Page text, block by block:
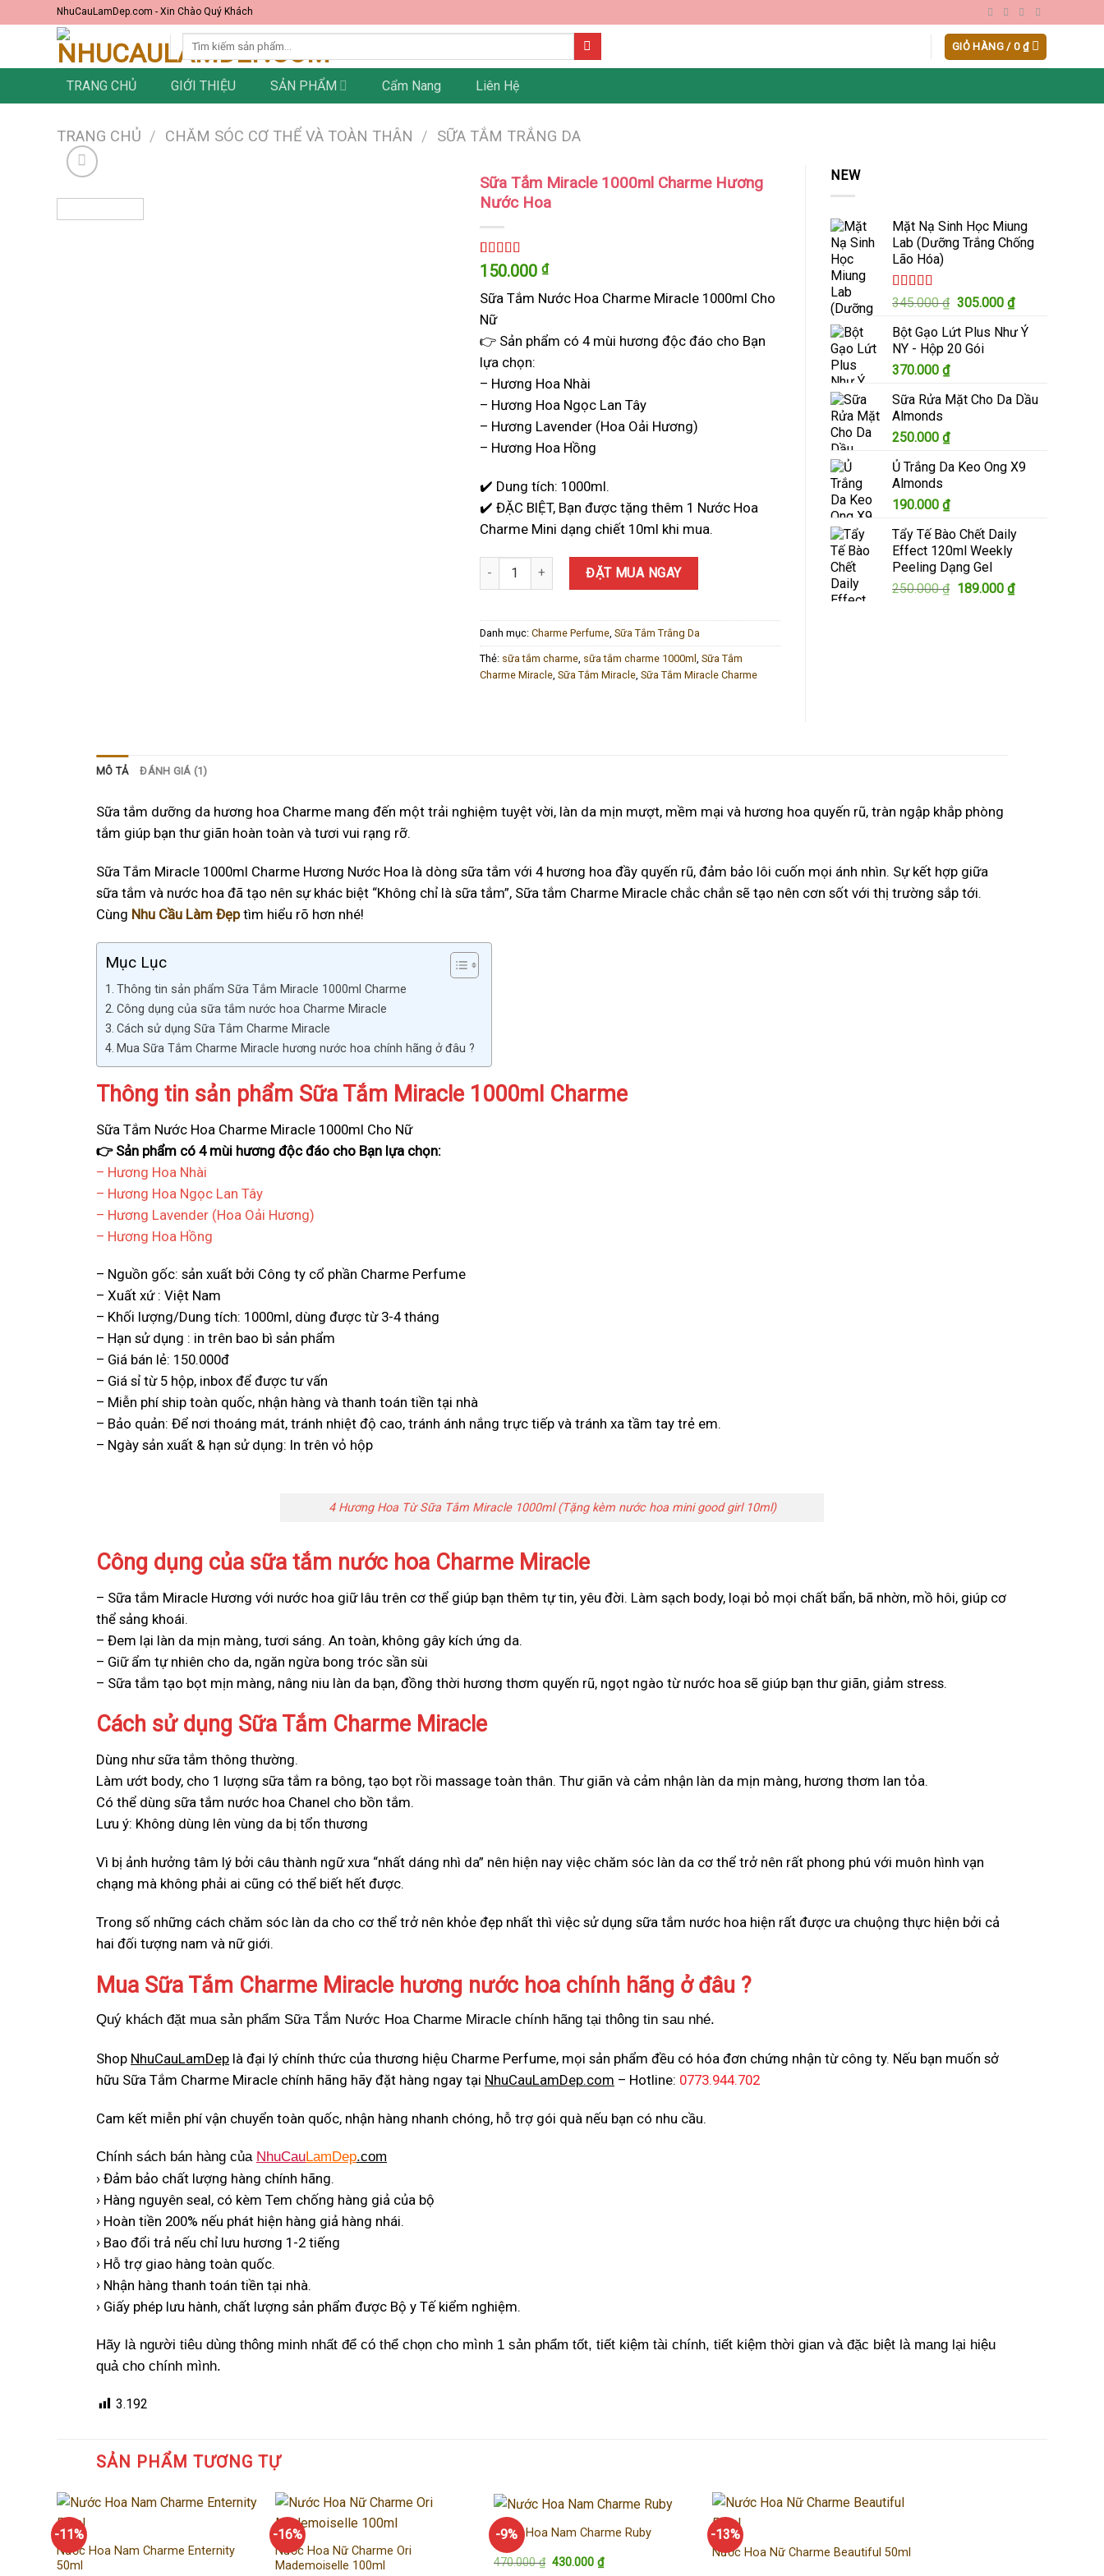
to
NhuCauLamDep.com - Xin Chào Quý Khách
Tìm
kiếm:
GIỎ HÀNG /0 ₫
TRANG CHỦ GIỚI THIỆU SẢN PHẨM Cẩm Nang Liên Hệ
TRANG CHỦ / CHĂM SÓC CƠ THỂ VÀ TOÀN THÂN / SỮA TẮM TRẮNG DA
Sữa Tắm Miracle 1000ml Charme Hương
Nước Hoa
5.00trên 5
dựa trên
1
đánh giá
150.000 ₫
Sữa Tắm Nước Hoa Charme Miracle 1000ml Cho
Nữ
👉 Sản phẩm có 4 mùi hương độc đáo cho Bạn
lựa chọn:
– Hương Hoa Nhài
– Hương Hoa Ngọc Lan Tây
– Hương Lavender (Hoa Oải Hương)
– Hương Hoa Hồng
✔️ Dung tích: 1000ml.
✔️ ĐẶC BIỆT, Bạn được tặng thêm 1 Nước Hoa
Charme Mini dạng chiết 10ml khi mua.
Sữa Tắm Miracle 1000ml Charme Hương Nước Hoa số lượng
ĐẶT MUA NGAY
Danh mục: Charme Perfume, Sữa Tắm Trắng Da
Thẻ: sữa tắm charme, sữa tắm charme 1000ml Sữa Tắm
Charme Miracle, Sữa Tắm Miracle, Sữa Tắm Miracle Charme
NEW
Mặt Nạ Sinh Học Miung
Lab (Dưỡng Trắng Chống
Lão Hóa)
Được xếp
5.005
sao
345.000₫ Giá
là:
345.000 ₫.
305.000 ₫Giá
tại
Bột Gạo Lứt Plus Như Ý
NY - Hộp 20 Gói
370.000₫
Sữa Rửa Mặt Cho Da Dầu
Almonds
250.000₫
Ủ Trắng Da Keo Ong X9
Almonds
190.000₫
Tẩy Tế Bào Chết Daily
Effect 120ml Weekly
Peeling Dạng Gel
250.000₫ Giá
189.000 ₫Giá
MÔ TẢ ĐÁNH GIÁ (1)
Sữa tắm dưỡng da hương hoa Charme mang đến một trải nghiệm tuyệt vời, làn da mịn mượt, mềm mại và hương hoa quyến rũ, tràn ngập khắp phòng
tắm giúp bạn thư giãn hoàn toàn và tươi vui rạng rỡ.
Sữa Tắm Miracle 1000ml Charme Hương Nước Hoa là dòng sữa tắm với 4 hương hoa đầy quyến rũ, đảm bảo lôi cuốn mọi ánh nhìn. Sự kết hợp giữa
sữa tắm và nước hoa đã tạo nên sự khác biệt “Không chỉ là sữa tắm”, Sữa tắm Charme Miracle chắc chắn sẽ tạo nên cơn sốt với thị trường sắp tới.
Cùng Nhu Cầu Làm Đẹptìm hiểu rõ hơn nhé!
Mục Lục
Thông tin sản phẩm Sữa Tắm Miracle 1000ml Charme
Công dụng của sữa tắm nước hoa Charme Miracle
Cách sử dụng Sữa Tắm Charme Miracle
Mua Sữa Tắm Charme Miracle hương nước hoa chính hãng ở đâu ?
Thông tin sản phẩm Sữa Tắm Miracle 1000ml Charme
Sữa Tắm Nước Hoa Charme Miracle 1000ml Cho Nữ
👉 Sản phẩm có 4 mùi hương độc đáo cho Bạn lựa chọn:
– Hương Hoa Nhài
– Hương Hoa Ngọc Lan Tây
– Hương Lavender (Hoa Oải Hương)
– Hương Hoa Hồng
– Nguồn gốc: sản xuất bởi Công ty cổ phần Charme Perfume
– Xuất xứ : Việt Nam
– Khối lượng/Dung tích: 1000ml, dùng được từ 3-4 tháng
– Hạn sử dụng : in trên bao bì sản phẩm
– Giá bán lẻ: 150.000đ
– Giá sỉ từ 5 hộp, inbox để được tư vấn
– Miễn phí ship toàn quốc, nhận hàng và thanh toán tiền tại nhà
– Bảo quản: Để nơi thoáng mát, tránh nhiệt độ cao, tránh ánh nắng trực tiếp và tránh xa tầm tay trẻ em.
– Ngày sản xuất & hạn sử dụng: In trên vỏ hộp
4 Hương Hoa Từ Sữa Tắm Miracle 1000ml (Tặng kèm nước hoa mini good girl 10ml)
Công dụng của sữa tắm nước hoa Charme Miracle
– Sữa tắm Miracle Hương với nước hoa giữ lâu trên cơ thể giúp bạn thêm tự tin, yêu đời. Làm sạch body, loại bỏ mọi chất bẩn, bã nhờn, mồ hôi, giúp cơ
thể sảng khoái.
– Đem lại làn da mịn màng, tươi sáng. An toàn, không gây kích ứng da.
– Giữ ẩm tự nhiên cho da, ngăn ngừa bong tróc sần sùi
– Sữa tắm tạo bọt mịn màng, nâng niu làn da bạn, đồng thời hương thơm quyến rũ, ngọt ngào từ nước hoa sẽ giúp bạn thư giãn, giảm stress.
Cách sử dụng Sữa Tắm Charme Miracle
Dùng như sữa tắm thông thường.
Làm ướt body, cho 1 lượng sữa tắm ra bông, tạo bọt rồi massage toàn thân. Thư giãn và cảm nhận làn da mịn màng, hương thơm lan tỏa.
Có thể dùng sữa tắm nước hoa Chanel cho bồn tắm.
Lưu ý: Không dùng lên vùng da bị tổn thương
Vì bị ảnh hưởng tâm lý bởi câu thành ngữ xưa “nhất dáng nhì da” nên hiện nay việc chăm sóc làn da cơ thể trở nên rất phong phú với muôn hình vạn
chạng mà không phải ai cũng có thể biết hết được.
Trong số những cách chăm sóc làn da cho cơ thể trở nên khỏe đẹp nhất thì việc sử dụng sữa tắm nước hoa hiện rất được ưa chuộng thực hiện bởi cả
hai đối tượng nam và nữ giới.
Mua Sữa Tắm Charme Miracle hương nước hoa chính hãng ở đâu ?
Quý khách đặt mua sản phẩm Sữa Tắm Nước Hoa Charme Miracle chính hãng tại thông tin sau nhé.
Shop NhuCauLamDep là đại lý chính thức của thương hiệu Charme Perfume, mọi sản phẩm đều có hóa đơn chứng nhận từ công ty. Nếu bạn muốn sở
hữu Sữa Tắm Charme Miracle chính hãng hãy đặt hàng ngay tại NhuCauLamDep.com – Hotline: 0773.944.702
Cam kết miễn phí vận chuyển toàn quốc, nhận hàng nhanh chóng, hỗ trợ gói quà nếu bạn có nhu cầu.
Chính sách bán hàng của NhuCauLamDep.com
› Đảm bảo chất lượng hàng chính hãng.
› Hàng nguyên seal, có kèm Tem chống hàng giả của bộ
› Hoàn tiền 200% nếu phát hiện hàng giả hàng nhái.
› Bao đổi trả nếu chỉ lưu hương 1-2 tiếng
› Hỗ trợ giao hàng toàn quốc.
› Nhận hàng thanh toán tiền tại nhà.
› Giấy phép lưu hành, chất lượng sản phẩm được Bộ y Tế kiểm nghiệm.
Hãy là người tiêu dùng thông minh nhất để có thể chọn cho mình 1 sản phẩm tốt, tiết kiệm tài chính, tiết kiệm thời gian và đặc biệt là mang lại hiệu
quả cho chính mình.
3.192
SẢN PHẨM TƯƠNG TỰ
-11%
Nước Hoa Nam Charme Enternity
50ml
-16%
Nước Hoa Nữ Charme Ori
Mademoiselle 100ml
-9%
Nước Hoa Nam Charme Ruby
470.000₫ Giá
430.000₫Giá
hiện
-13%
Nước Hoa Nữ Charme Beautiful 50ml